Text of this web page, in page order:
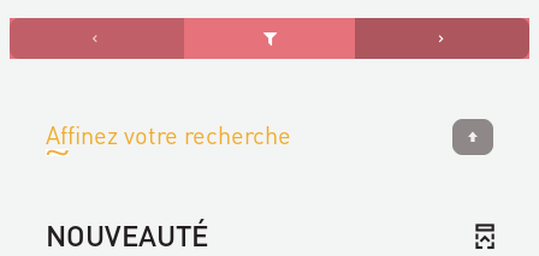
Affinez votre recherche
NOUVEAUTÉ